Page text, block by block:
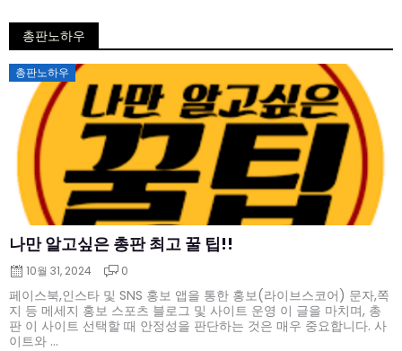
총판노하우
총판노하우
나만 알고싶은 총판 최고 꿀 팁!!
Posted
on
10월 31, 2024 0
페이스북,인스타 및 SNS 홍보 앱을 통한 홍보(라이브스코어) 문자,쪽
지 등 메세지 홍보 스포츠 블로그 및 사이트 운영 이 글을 마치며, 총
판 이 사이트 선택할 때 안정성을 판단하는 것은 매우 중요합니다. 사
이트와 ...